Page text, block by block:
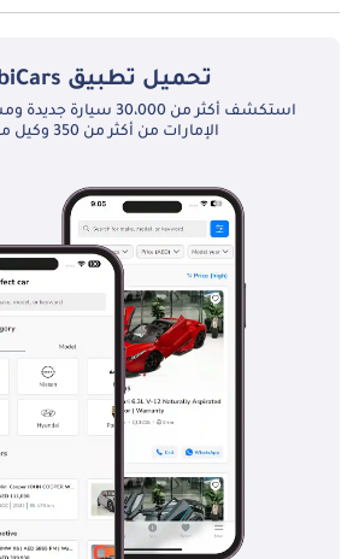
نعم توفر مازدا CX9 2.5T Ignite Edition (AWD) فتحة السقف كخيار.
تحميل تطبيق
استكشف أكثر من 30،000
الإمارات من أكثر من 350 وكيل معتمد.